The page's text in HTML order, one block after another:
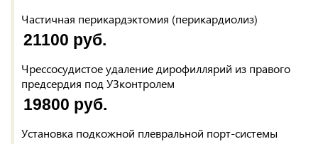
Частичная перикардэктомия (перикардиолиз)
21100 руб.
Чрессосудистое удаление дирофиллярий из правого
предсердия под УЗконтролем
19800 руб.
Установка подкожной плевральной порт-системы